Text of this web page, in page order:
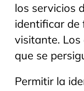
los servicios
identificar de
visitante.
que se
Permitir la